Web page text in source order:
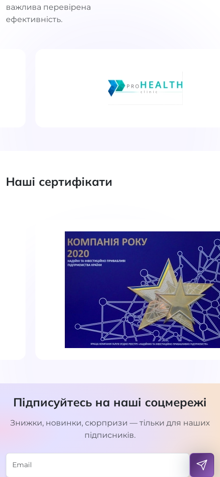
важлива перевірена
ефективність.
Наші сертифікати
Підписуйтесь на наші соцмережі
Знижки, новинки, сюрпризи — тільки для наших
підписників.